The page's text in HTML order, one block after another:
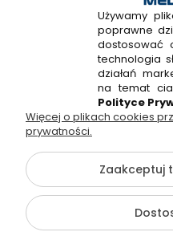
+48
+48
Hossa Medical Sp. z o. o.
Warszawa, woj.
146982576,
©2026 Wszelkie Prawa
Używamy
poprawne
dostosować
technologia
działań
na temat
Polityce
Więcej o plikach cookies
prywatności.
Zaakceptuj